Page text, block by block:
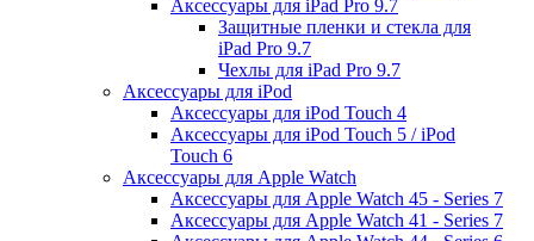
Аксессуары для iPad Pro 9.7
Защитные пленки и стекла для
iPad Pro 9.7
Чехлы для iPad Pro 9.7
Аксессуары для iPod
Аксессуары для iPod Touch 4
Аксессуары для iPod Touch 5 / iPod
Touch 6
Аксессуары для Apple Watch
Аксессуары для Apple Watch 45 - Series 7
Аксессуары для Apple Watch 41 - Series 7